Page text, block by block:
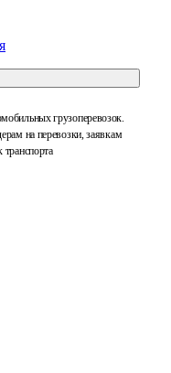
грузоперевозок.
на перевозки, заявкам
транспорта